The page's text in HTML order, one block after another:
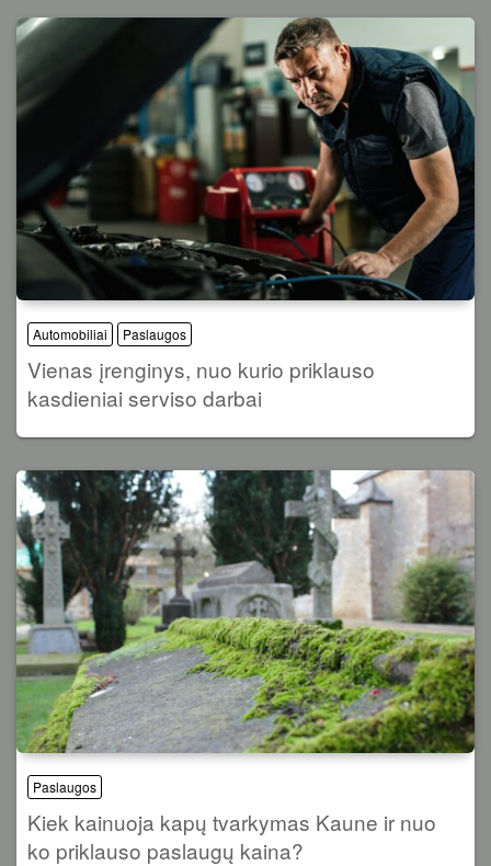
Automobiliai Paslaugos
Vienas įrenginys, nuo kurio priklauso
kasdieniai serviso darbai
Paslaugos
Kiek kainuoja kapų tvarkymas Kaune ir nuo
ko priklauso paslaugų kaina?